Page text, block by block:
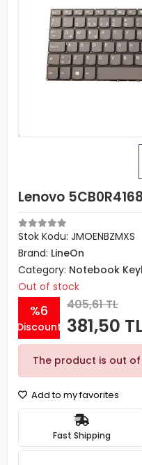
Lenovo
Stok Kodu: JMOENBZMXS
Brand: LineOn
Category: Notebook
Out of stock
%6
Discount
405,61 TL
381,50
The product is out
Add to my favorites
Fast Shipping